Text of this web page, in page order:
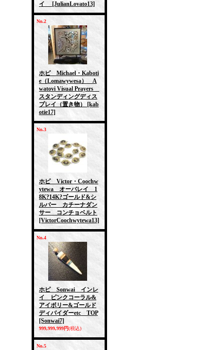
イ
[JulianLovato13]
No.2
ホピ Michael・Kaboti
e（Lomawywesa） A
watovi Visual Prayers
スタンディングディス
プレイ（置き物）
[kab
otie17]
No.3
ホピ Victor・Coochw
ytewa オーバレイ 1
8K?14K?ゴールド&シ
ルバー カチーナダン
サー コンチョベルト
[VictorCoochwytewa13]
No.4
ホピ Sonwai インレ
イ ピンクコーラル&
アイボリー&ゴールド
ディバイダーetc TOP
[Sonwai7]
999,999,999円(税込)
No.5